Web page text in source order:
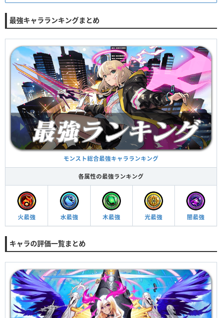
最強キャラランキングまとめ
モンスト総合最強キャラランキング
各属性の最強ランキング
火最強 水最強 木最強 光最強 闇最強
キャラの評価一覧まとめ